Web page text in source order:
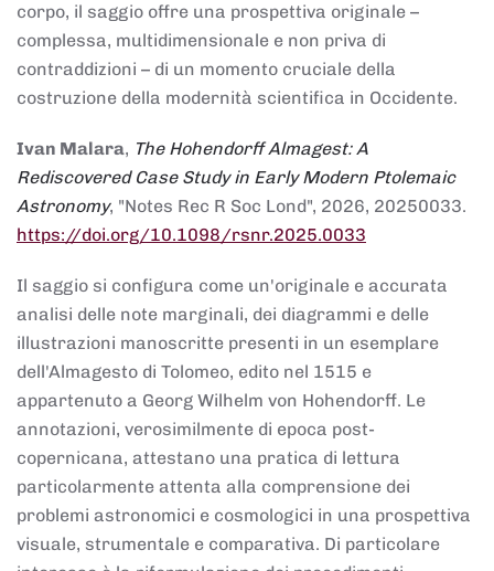
corpo, il saggio offre una prospettiva originale –
complessa, multidimensionale e non priva di
contraddizioni – di un momento cruciale della
costruzione della modernità scientifica in Occidente.
Ivan Malara, The Hohendorff Almagest: A
Rediscovered Case Study in Early Modern Ptolemaic
Astronomy, "Notes Rec R Soc Lond", 2026, 20250033.
https://doi.org/10.1098/rsnr.2025.0033
Il saggio si configura come un'originale e accurata
analisi delle note marginali, dei diagrammi e delle
illustrazioni manoscritte presenti in un esemplare
dell'Almagesto di Tolomeo, edito nel 1515 e
appartenuto a Georg Wilhelm von Hohendorff. Le
annotazioni, verosimilmente di epoca post-
copernicana, attestano una pratica di lettura
particolarmente attenta alla comprensione dei
problemi astronomici e cosmologici in una prospettiva
visuale, strumentale e comparativa. Di particolare